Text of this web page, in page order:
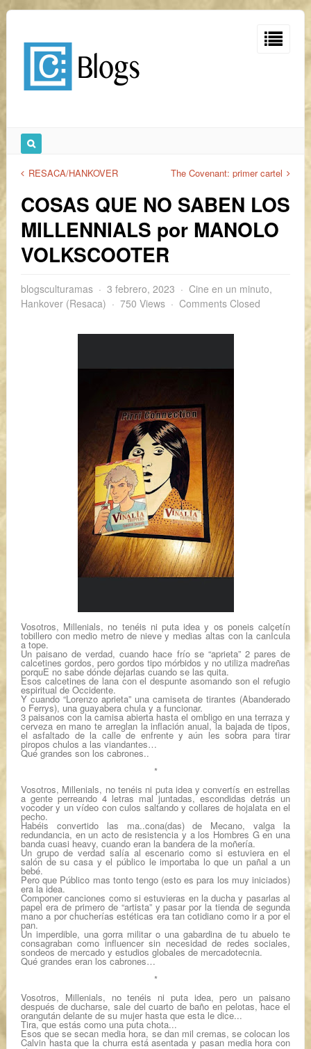
RESACA/HANKOVER The Covenant: primer cartel
COSAS QUE NO SABEN LOS
MILLENNIALS por MANOLO
VOLKSCOOTER
blogsculturamas 3 febrero, 2023 Cine en un minuto,
Hankover (Resaca)
750 Views Comments Closed
Vosotros, Millenials, no tenéis ni puta idea y os poneis calcetín
tobillero con medio metro de nieve y medias altas con la canÍcula
a tope.
Un paisano de verdad, cuando hace frío se “aprieta” 2 pares de
calcetines gordos, pero gordos tipo mórbidos y no utiliza madreñas
porquE no sabe dónde dejarlas cuando se las quita.
Esos calcetines de lana con el despunte asomando son el refugio
espiritual de Occidente.
Y cuando “Lorenzo aprieta” una camiseta de tirantes (Abanderado
o Ferrys), una guayabera chula y a funcionar.
3 paisanos con la camisa abierta hasta el ombligo en una terraza y
cerveza en mano te arreglan la inflación anual, la bajada de tipos,
el asfaltado de la calle de enfrente y aún les sobra para tirar
piropos chulos a las viandantes…
Qué grandes son los cabrones..
*
Vosotros, Millenials, no tenéis ni puta idea y convertís en estrellas
a gente perreando 4 letras mal juntadas, escondidas detrás un
vocoder y un vídeo con culos saltando y collares de hojalata en el
pecho.
Habéis convertido las ma..cona(das) de Mecano, valga la
redundancia, en un acto de resistencia y a los Hombres G en una
banda cuasi heavy, cuando eran la bandera de la moñería.
Un grupo de verdad salía al escenario como si estuviera en el
salón de su casa y el público le importaba lo que un pañal a un
bebé.
Pero que Público mas tonto tengo (esto es para los muy iniciados)
era la idea.
Componer canciones como si estuvieras en la ducha y pasarlas al
papel era de primero de “artista” y pasar por la tienda de segunda
mano a por chucherías estéticas era tan cotidiano como ir a por el
pan.
Un imperdible, una gorra militar o una gabardina de tu abuelo te
consagraban como influencer sin necesidad de redes sociales,
sondeos de mercado y estudios globales de mercadotecnia.
Qué grandes eran los cabrones…
*
Vosotros, Millenials, no tenéis ni puta idea, pero un paisano
después de ducharse, sale del cuarto de baño en pelotas, hace el
orangután delante de su mujer hasta que esta le dice...
Tira, que estás como una puta chota...
Esos que se secan media hora, se dan mil cremas, se colocan los
Calvin hasta que la churra está asentada y pasan media hora con